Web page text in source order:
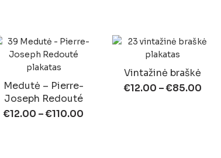
Medutė – Pierre-
Joseph Redouté
€12.00 –€110.00
Vintažinė braškė
€12.00 –€85.00